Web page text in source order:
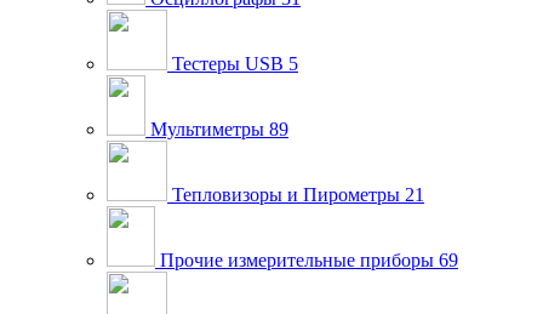
Тестеры USB 5
Мультиметры 89
Тепловизоры и Пирометры 21
Прочие измерительные приборы 69